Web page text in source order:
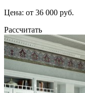
Цена: от 36 000 руб.
Рассчитать